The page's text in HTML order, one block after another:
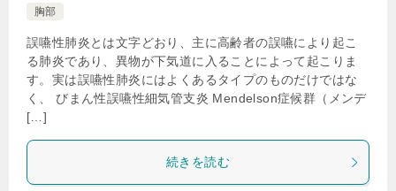
胸部
誤嚥性肺炎とは文字どおり、主に高齢者の誤嚥により起こ
る肺炎であり、異物が下気道に入ることによって起こりま
す。実は誤嚥性肺炎にはよくあるタイプのものだけではな
く、 びまん性誤嚥性細気管支炎 Mendelson症候群（メンデ
[…]
続きを読む